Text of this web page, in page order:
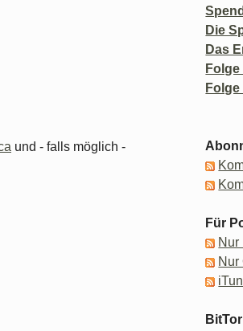
und - falls möglich -
Die
Das
Für
Nur
Nur